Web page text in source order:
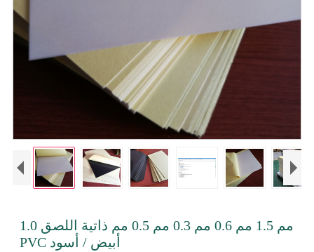
1.0 مم 1.5 مم 0.6 مم 0.3 مم 0.5 مم ذاتية اللصق
PVC أبيض / أسود